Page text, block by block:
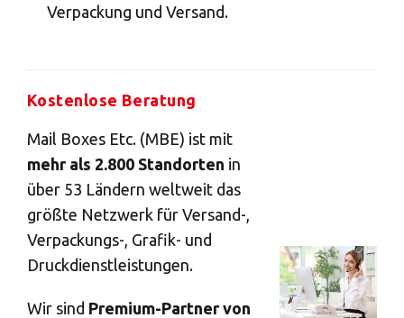
Verpackung und Versand.
Kostenlose Beratung
Mail Boxes Etc. (MBE) ist mit
mehr als 2.800 Standorten in
über 53 Ländern weltweit das
größte Netzwerk für Versand-,
Verpackungs-, Grafik- und
Druckdienstleistungen.
Wir sind Premium-Partner von